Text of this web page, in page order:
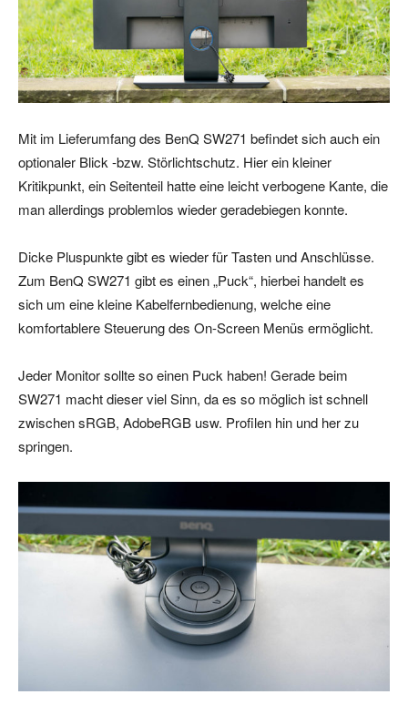
Mit im Lieferumfang des BenQ SW271 befindet sich auch ein
optionaler Blick -bzw. Störlichtschutz. Hier ein kleiner
Kritikpunkt, ein Seitenteil hatte eine leicht verbogene Kante, die
man allerdings problemlos wieder geradebiegen konnte.
Dicke Pluspunkte gibt es wieder für Tasten und Anschlüsse.
Zum BenQ SW271 gibt es einen „Puck“, hierbei handelt es
sich um eine kleine Kabelfernbedienung, welche eine
komfortablere Steuerung des On-Screen Menüs ermöglicht.
Jeder Monitor sollte so einen Puck haben! Gerade beim
SW271 macht dieser viel Sinn, da es so möglich ist schnell
zwischen sRGB, AdobeRGB usw. Profilen hin und her zu
springen.